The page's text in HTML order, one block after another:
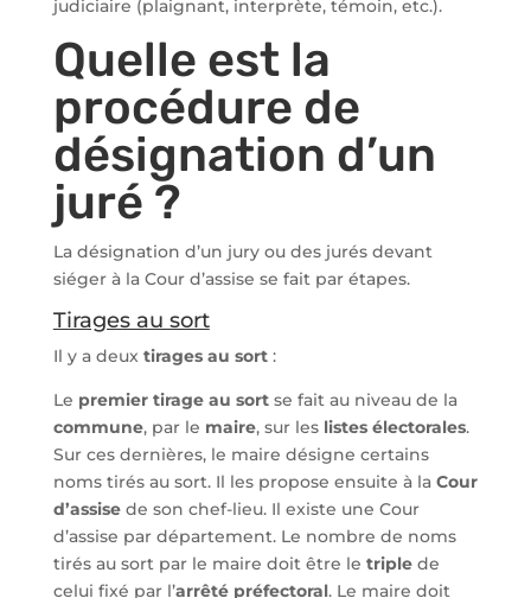
judiciaire (plaignant, interprète, témoin, etc.).
Quelle est la
procédure de
désignation d’un
juré ?
La désignation d’un jury ou des jurés devant
siéger à la Cour d’assise se fait par étapes.
Tirages au sort
Il y a deux tirages au sort:
Le premier tirage au sortse fait au niveau de la
commune, par le maire, sur les listes électorales.
Sur ces dernières, le maire désigne certains
noms tirés au sort. Il les propose ensuite à la Cour
d’assisede son chef-lieu. Il existe une Cour
d’assise par département. Le nombre de noms
tirés au sort par le maire doit être le triplede
celui fixé par l’arrêté préfectoral. Le maire doit